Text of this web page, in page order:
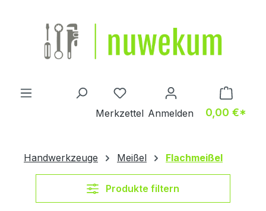
Du hast 0 Produkte auf dem
Merkzettel Anmelden 0,00 €*
Handwerkzeuge Meißel Flachmeißel
Produkte filtern